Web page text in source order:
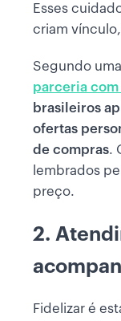
Esses
criam vínculo,
Segundo
parceria com
brasileiros
ofertas
de compras.
lembrados
preço.
2.
Fidelizar é